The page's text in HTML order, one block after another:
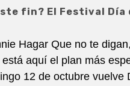
fin? El Festival Día
Hagar Que no te
aquí el plan más
12 de octubre vuelve